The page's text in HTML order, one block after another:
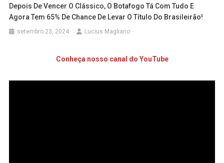
Depois De Vencer O Clássico, O Botafogo Tá Com Tudo E
Agora Tem 65% De Chance De Levar O Título Do Brasileirão!
setembro 23, 2024 Lucius Magliano
Conheça nosso canal do YouTube